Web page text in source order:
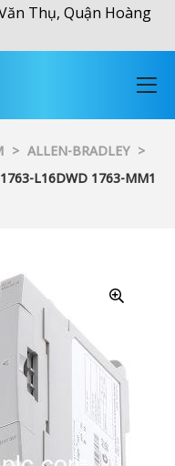
Thụ, Quận Hoàng
> ALLEN-BRADLEY >
L16DWD 1763-MM1